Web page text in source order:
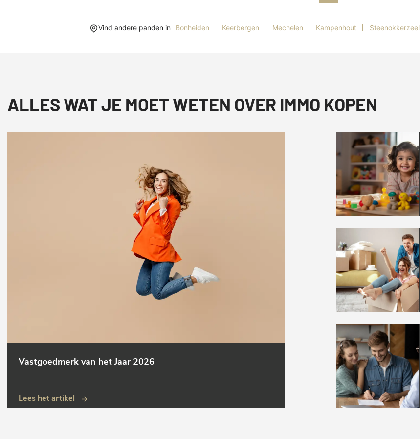
Vind andere panden in Bonheiden Keerbergen Mechelen Kampenhout Steenokkerzeel
ALLES WAT JE MOET WETEN OVER IMMO KOPEN
Vastgoedmerk van het Jaar 2026
Lees het artikel